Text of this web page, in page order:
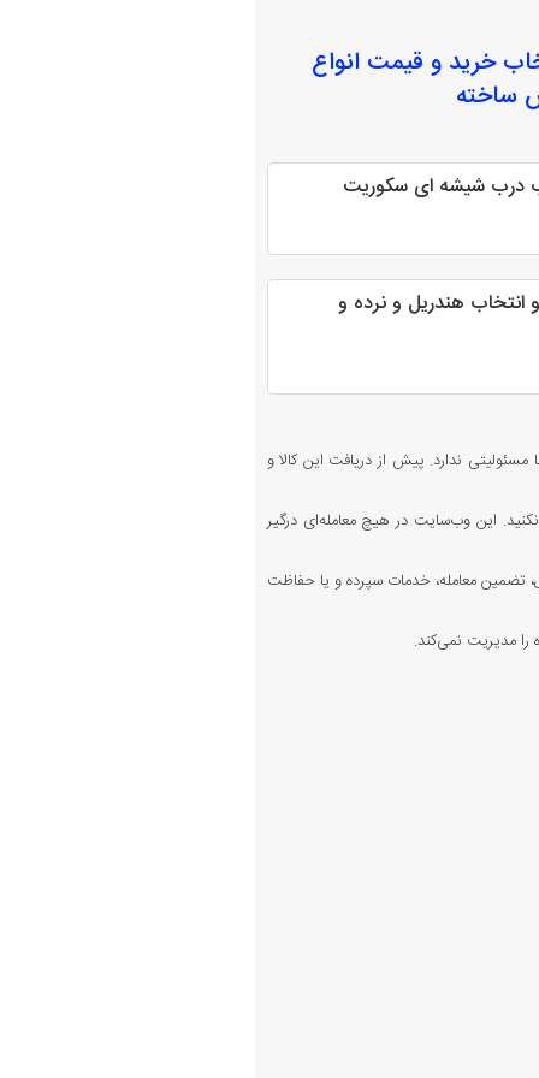
خرید و قیمت انواع
ساخته
درب شیشه ای سکوریت
انتخاب هندریل و نرده و
مسئولیتی ندارد. پیش از دریافت این کالا و
این وب‌سایت در هیچ معامله‌ای درگیر
تضمین معامله، خدمات سپرده و یا حفاظت
را مدیریت نمی‌کند.